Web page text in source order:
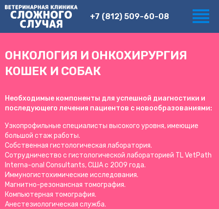
+7 (812) 509-60-08
ОНКОЛОГИЯ И ОНКОХИРУРГИЯ
КОШЕК И СОБАК
Необходимые компоненты для успешной диагностики и
последующего лечения пациентов с новообразованиями:
Узкопрофильные специалисты высокого уровня, имеющие
большой стаж работы.
Собственная гистологическая лаборатория.
Сотрудничество с гистологической лабораторией TL VetPath
Interna-onal Consultants, США с 2009 года.
Иммуногистохимические исследования.
Магнитно-резонансная томография.
Компьютерная томография.
Анестезиологическая служба.